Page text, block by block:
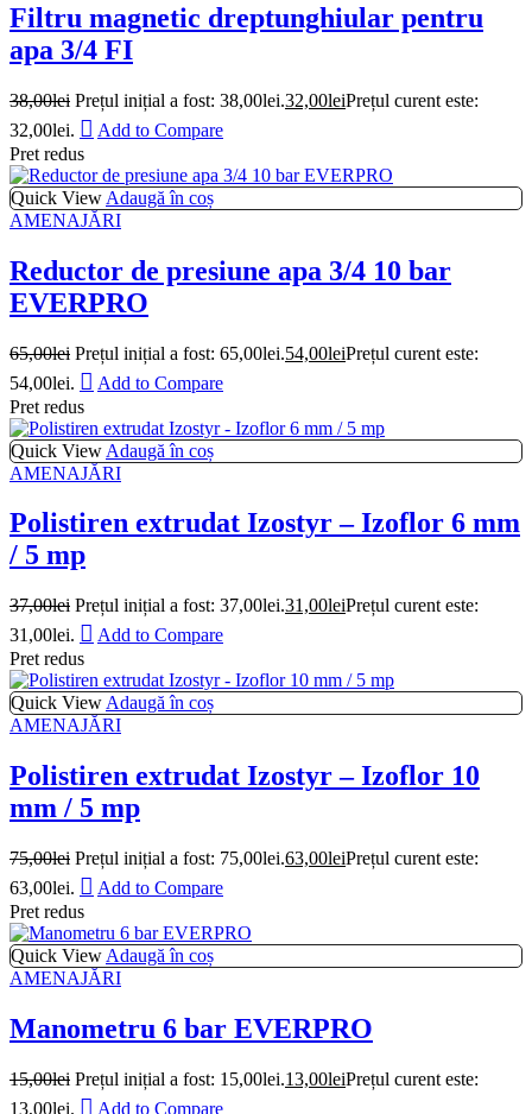
Filtru magnetic dreptunghiular pentru
apa 3/4 FI
38,00lei Prețul inițial a fost: 38,00lei.32,00leiPrețul curent este:
32,00lei.
Add to Compare
Pret redus
Quick View Adaugă în coș
AMENAJĂRI
Reductor de presiune apa 3/4 10 bar
EVERPRO
65,00lei Prețul inițial a fost: 65,00lei.54,00leiPrețul curent este:
54,00lei.
Add to Compare
Pret redus
Quick View Adaugă în coș
AMENAJĂRI
Polistiren extrudat Izostyr – Izoflor 6 mm
/ 5 mp
37,00lei Prețul inițial a fost: 37,00lei.31,00leiPrețul curent este:
31,00lei.
Add to Compare
Pret redus
Quick View Adaugă în coș
AMENAJĂRI
Polistiren extrudat Izostyr – Izoflor 10
mm / 5 mp
75,00lei Prețul inițial a fost: 75,00lei.63,00leiPrețul curent este:
63,00lei.
Add to Compare
Pret redus
Quick View Adaugă în coș
AMENAJĂRI
Manometru 6 bar EVERPRO
15,00lei Prețul inițial a fost: 15,00lei.13,00leiPrețul curent este:
13,00lei.
Add to Compare